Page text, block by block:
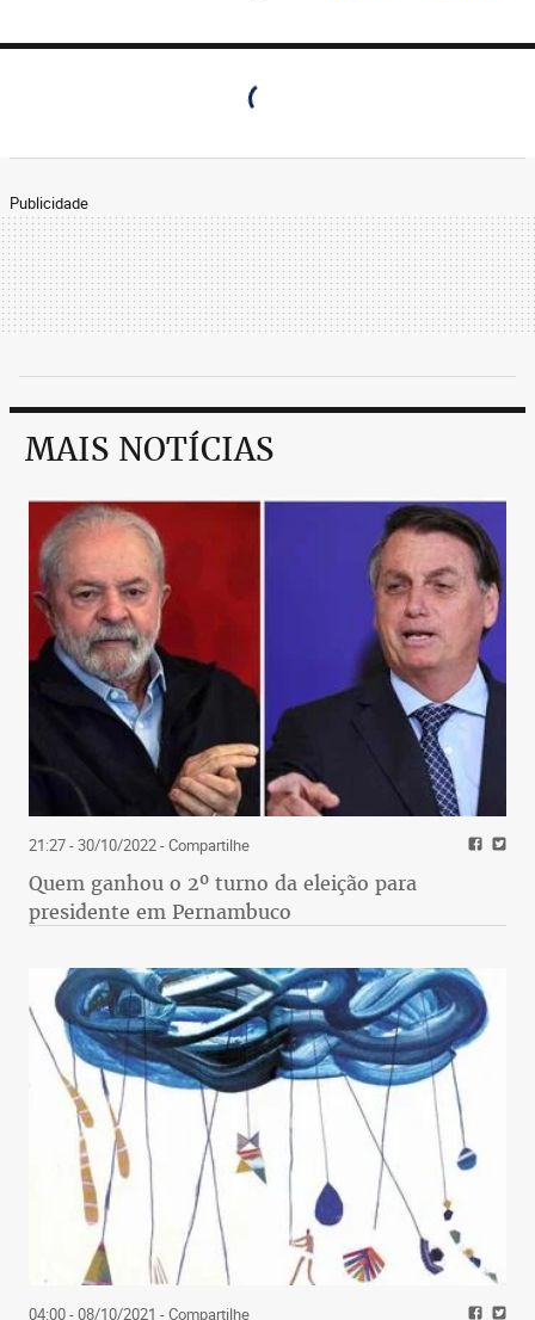
Publicidade
MAIS NOTÍCIAS
21:27 - 30/10/2022- Compartilhe
Quem ganhou o 2º turno da eleição para
presidente em Pernambuco
04:00 - 08/10/2021 - Compartilhe